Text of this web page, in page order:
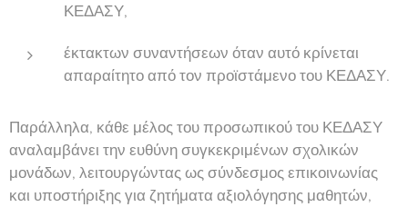
ΚΕΔΑΣΥ,
έκτακτων συναντήσεων όταν αυτό κρίνεται
απαραίτητο από τον προϊστάμενο του ΚΕΔΑΣΥ.
Παράλληλα, κάθε μέλος του προσωπικού του ΚΕΔΑΣΥ
αναλαμβάνει την ευθύνη συγκεκριμένων σχολικών
μονάδων, λειτουργώντας ως σύνδεσμος επικοινωνίας
και υποστήριξης για ζητήματα αξιολόγησης μαθητών,